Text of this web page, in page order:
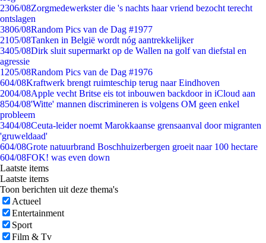
2306/08Zorgmedewerkster die 's nachts haar vriend bezocht terecht
ontslagen
3806/08Random Pics van de Dag #1977
2105/08Tanken in België wordt nóg aantrekkelijker
3405/08Dirk sluit supermarkt op de Wallen na golf van diefstal en
agressie
1205/08Random Pics van de Dag #1976
604/08Kraftwerk brengt ruimteschip terug naar Eindhoven
2004/08Apple vecht Britse eis tot inbouwen backdoor in iCloud aan
8504/08'Witte' mannen discrimineren is volgens OM geen enkel
probleem
3404/08Ceuta-leider noemt Marokkaanse grensaanval door migranten
'gruweldaad'
604/08Grote natuurbrand Boschhuizerbergen groeit naar 100 hectare
604/08FOK! was even down
Laatste items
Laatste items
Toon berichten uit deze thema's
Actueel
Entertainment
Sport
Film & Tv